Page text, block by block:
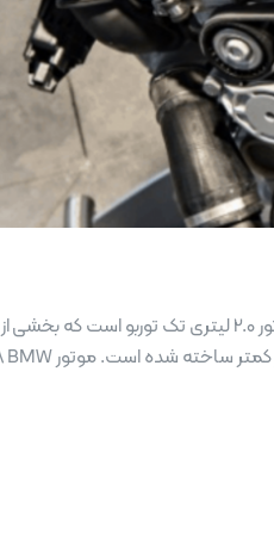
موتور B48 بی ام و سوالات متداول اطلاعات عمومی موتور B48 بی ام و BMW B48 چیست؟ B48 یک موتور 2.0 لیتری تک توربو است که بخشی از